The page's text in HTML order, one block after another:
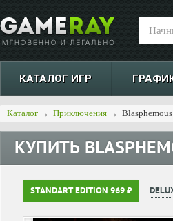
КАТАЛОГ ИГР
Каталог → Приключения →
КУПИТЬ
STANDART EDITION 969 ₽